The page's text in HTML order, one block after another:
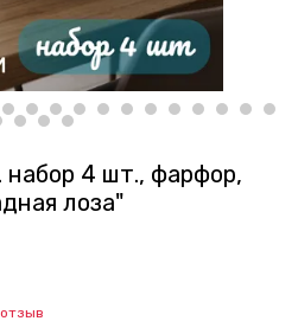
набор 4 шт., фарфор,
лоза"